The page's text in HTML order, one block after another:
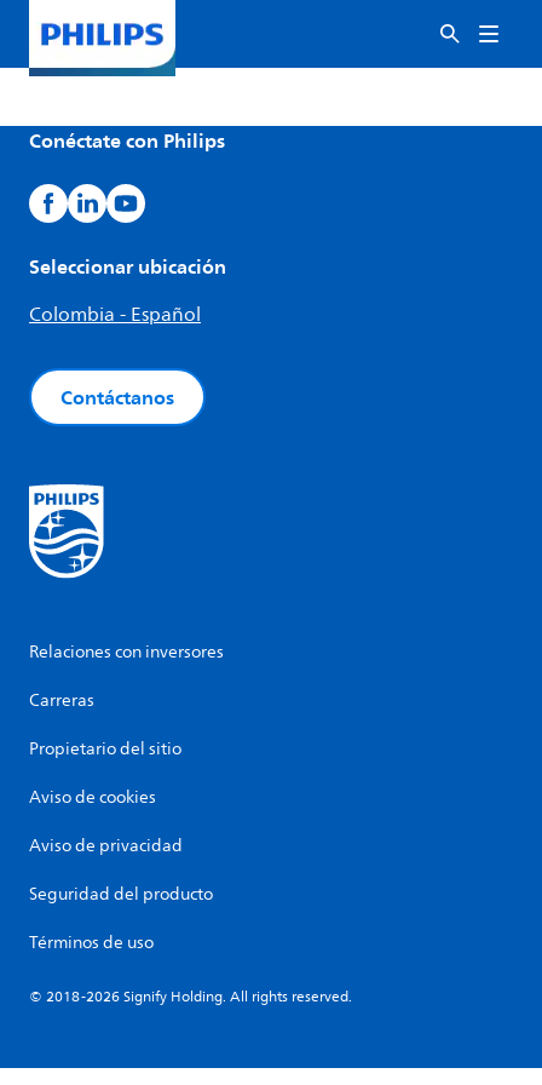
Conéctate con Philips
Seleccionar ubicación
Colombia - Español
Contáctanos
Relaciones con inversores
Carreras
Propietario del sitio
Aviso de cookies
Aviso de privacidad
Seguridad del producto
Términos de uso
© 2018-2026 Signify Holding. All rights reserved.